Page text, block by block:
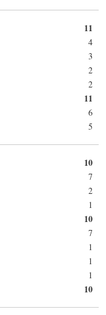
11
4
3
2
2
11
6
5
10
7
2
1
10
7
1
1
1
10